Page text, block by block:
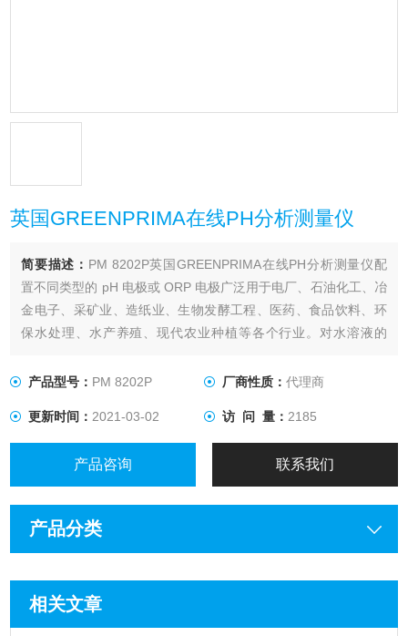
英国GREENPRIMA在线PH分析测量仪
简要描述： PM 8202P英国GREENPRIMA在线PH分析测量仪配
置不同类型的 pH 电极或 ORP 电极广泛用于电厂、石油化工、冶
金电子、采矿业、造纸业、生物发酵工程、医药、食品饮料、环
保水处理、水产养殖、现代农业种植等各个行业。对水溶液的
测和控制。
产品型号： PM 8202P 厂商性质： 代理商
更新时间：2021-03-02 访 问 量： 2185
产品咨询 联系我们
产品分类
相关文章